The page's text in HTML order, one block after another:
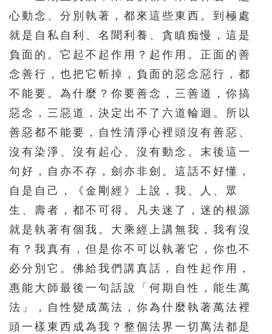
心動念、分別執著，都來這些東西。到極處
就是自私自利、名聞利養、貪瞋痴慢，這是
負面的。它起不起作用？起作用。正面的善
念善行，也把它斬掉，負面的惡念惡行，都
不能要。為什麼？你要善念，三善道，你搞
惡念，三惡道，決定出不了六道輪迴。所以
善惡都不能要，自性清淨心裡頭沒有善惡、
沒有染淨、沒有起心、沒有動念。末後這一
句好，自亦不存，劍亦非劍。這話不好懂，
自是自己，《金剛經》上說，我、人、眾
生、壽者，都不可得。凡夫迷了，迷的根源
就是執著有個我。大乘經上講無我，我有沒
有？我真有，但是你不可以執著它，你也不
必分別它。佛給我們講真話，自性起作用，
惠能大師最後一句話說「何期自性，能生萬
法」，自性變成萬法，你為什麼執著萬法裡
頭一樣東西成為我？整個法界一切萬法都是